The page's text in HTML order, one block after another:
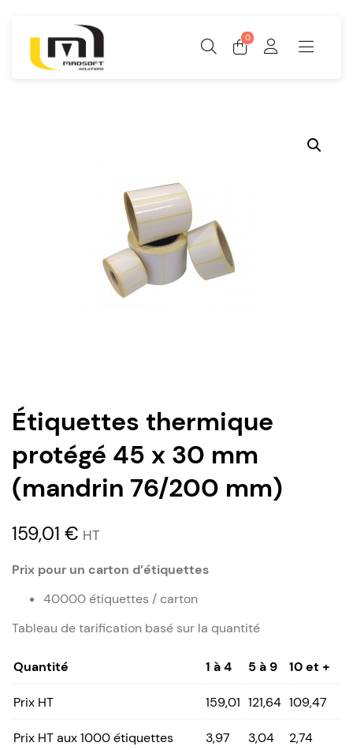
Étiquettes thermique
protégé 45 x 30 mm
(mandrin 76/200 mm)
159,01 € HT
Prix pour un carton d’étiquettes
40000 étiquettes / carton
Tableau de tarification basé sur la quantité
Quantité 1 à 4 5 à 9 10 et +
Prix HT 159,01 121,64 109,47
Prix HT aux 1000 étiquettes 3,97 3,04 2,74